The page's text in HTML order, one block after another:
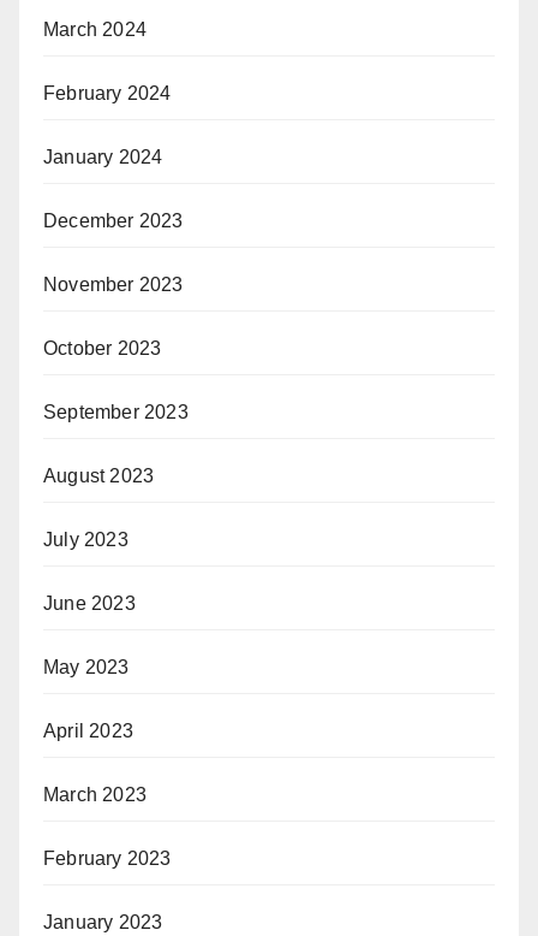
March 2024
February 2024
January 2024
December 2023
November 2023
October 2023
September 2023
August 2023
July 2023
June 2023
May 2023
April 2023
March 2023
February 2023
January 2023